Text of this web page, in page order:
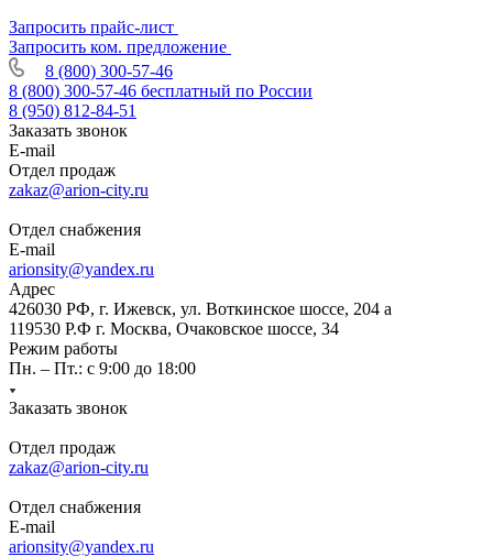
Запросить прайс-лист
Запросить ком. предложение
8 (800) 300-57-46
8 (800) 300-57-46 бесплатный по России
8 (950) 812-84-51
Заказать звонок
E-mail
Отдел продаж
zakaz@arion-city.ru
Отдел снабжения
E-mail
arionsity@yandex.ru
Адрес
426030 РФ, г. Ижевск, ул. Воткинское шоссе, 204 а
119530 Р.Ф г. Москва, Очаковское шоссе, 34
Режим работы
Пн. – Пт.: с 9:00 до 18:00
Заказать звонок
Отдел продаж
zakaz@arion-city.ru
Отдел снабжения
E-mail
arionsity@yandex.ru